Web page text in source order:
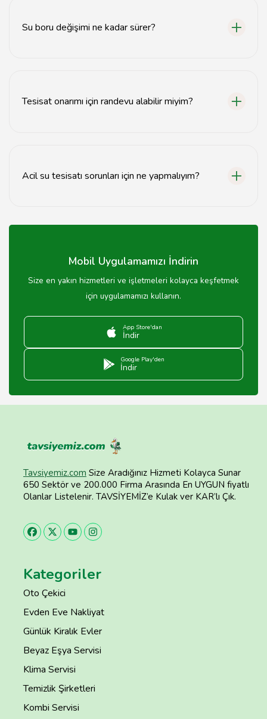
Su boru değişimi ne kadar sürer?
Tesisat onarımı için randevu alabilir miyim?
Acil su tesisatı sorunları için ne yapmalıyım?
geçmelisiniz.
Mobil Uygulamamızı İndirin
Size en yakın hizmetleri ve işletmeleri kolayca keşfetmek
için uygulamamızı kullanın.
App Store'dan
İndir
Google Play'den
İndir
Tavsiyemiz.com Size Aradığınız Hizmeti Kolayca Sunar
650 Sektör ve 200.000 Firma Arasında En UYGUN fiyatlı
Olanlar Listelenir. TAVSİYEMİZ’e Kulak ver KAR’lı Çık.
Kategoriler
Oto Çekici
Evden Eve Nakliyat
Günlük Kiralık Evler
Beyaz Eşya Servisi
Klima Servisi
Temizlik Şirketleri
Kombi Servisi